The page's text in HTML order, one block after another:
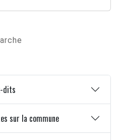
dits
sur la commune